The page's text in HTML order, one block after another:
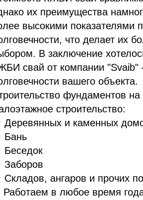
их преимущества
высокими показателями
что делает их
В заключение
свай от компании "Svaib"
вашего объекта.
фундаментов
строительство:
Деревянных и каменных
Бань
Беседок
Заборов
Складов, ангаров и прочих
в любое время